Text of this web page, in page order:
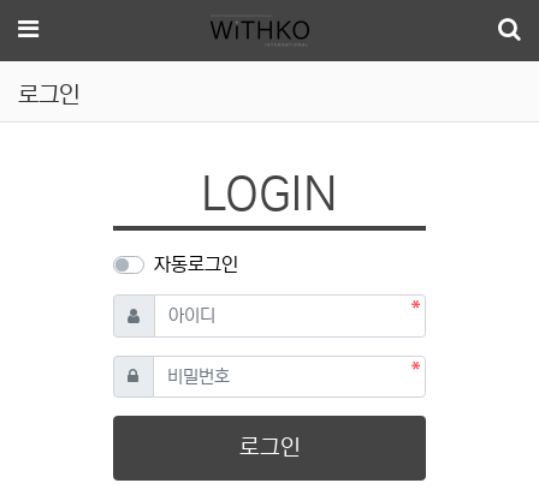
메뉴
로그인
LOGIN
자동로그인
아이디 필수
비밀번호필수
로그인